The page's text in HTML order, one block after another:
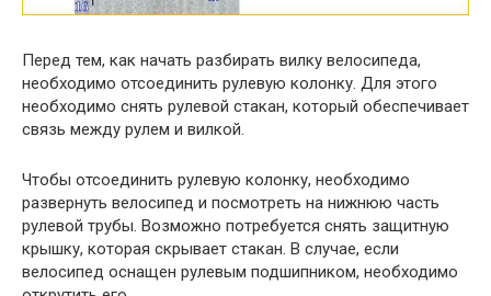
Перед тем, как начать разбирать вилку велосипеда,
необходимо отсоединить рулевую колонку. Для этого
необходимо снять рулевой стакан, который обеспечивает
связь между рулем и вилкой.
Чтобы отсоединить рулевую колонку, необходимо
развернуть велосипед и посмотреть на нижнюю часть
рулевой трубы. Возможно потребуется снять защитную
крышку, которая скрывает стакан. В случае, если
велосипед оснащен рулевым подшипником, необходимо